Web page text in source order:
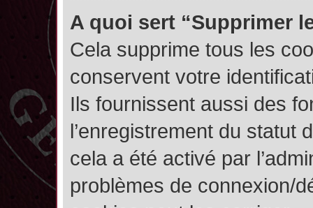
A quoi sert “Supprimer
Cela supprime tous les
conservent votre
Ils fournissent aussi des
l’enregistrement du statut
cela a été activé par
problèmes de connexion/